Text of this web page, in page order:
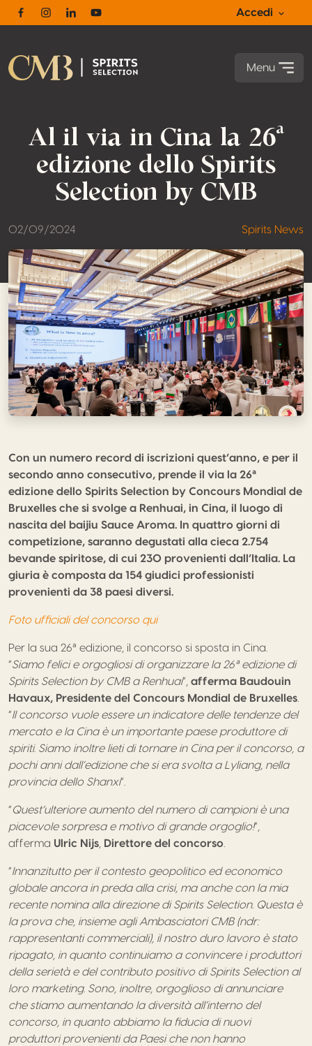
FacebookInstagram
LinkedinYoutube
Accedi
Menu
Al il via in Cina la 26ª
edizione dello Spirits
Selection by CMB
02/09/2024 Spirits News
Con un numero record di iscrizioni quest’anno, e per il
secondo anno consecutivo, prende il via la 26ª
edizione dello Spirits Selection by Concours Mondial de
Bruxelles che si svolge a Renhuai, in Cina, il luogo di
nascita del baijiu Sauce Aroma. In quattro giorni di
competizione, saranno degustati alla cieca 2.754
bevande spiritose, di cui 230 provenienti dall’Italia. La
giuria è composta da 154 giudici professionisti
provenienti da 38 paesi diversi.
Foto ufficiali del concorso qui
Per la sua 26ª edizione, il concorso si sposta in Cina.
“Siamo felici e orgogliosi di organizzare la 26ª edizione di
Spirits Selection by CMB a Renhuai”, afferma Baudouin
Havaux, Presidente del Concours Mondial de Bruxelles
“Il concorso vuole essere un indicatore delle tendenze del
mercato e la Cina è un importante paese produttore di
spiriti. Siamo inoltre lieti di tornare in Cina per il concorso, a
pochi anni dall’edizione che si era svolta a Lyliang, nella
provincia dello Shanxi”.
“Quest’ulteriore aumento del numero di campioni è una
piacevole sorpresa e motivo di grande orgoglio!”,
afferma Ulric Nijs Direttore del concorso
“Innanzitutto per il contesto geopolitico ed economico
globale ancora in preda alla crisi, ma anche con la mia
recente nomina alla direzione di Spirits Selection. Questa è
la prova che, insieme agli Ambasciatori CMB (ndr:
rappresentanti commerciali), il nostro duro lavoro è stato
ripagato, in quanto continuiamo a convincere i produttori
della serietà e del contributo positivo di Spirits Selection al
loro marketing. Sono, inoltre, orgoglioso di annunciare
che stiamo aumentando la diversità all’interno del
concorso, in quanto abbiamo la fiducia di nuovi
produttori provenienti da Paesi che non hanno